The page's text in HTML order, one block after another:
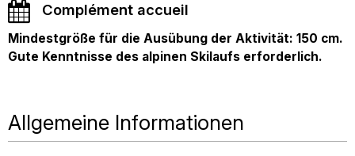
Complément accueil
Mindestgröße für die Ausübung der Aktivität: 150 cm.
Gute Kenntnisse des alpinen Skilaufs erforderlich.
Allgemeine Informationen